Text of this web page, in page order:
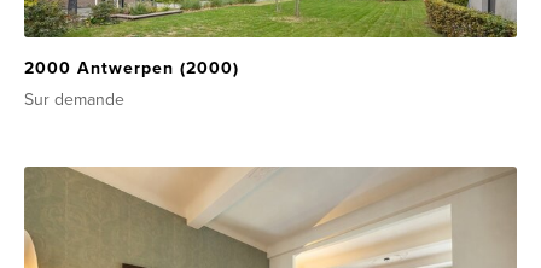
2000 Antwerpen (2000)
Sur demande